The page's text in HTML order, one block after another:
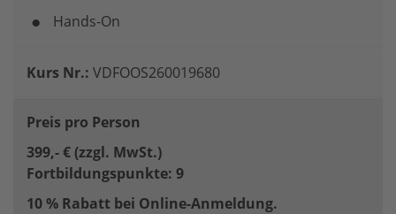
Hands-On
Kurs Nr.: VDFOOS260019680
Preis pro Person
399,- € (zzgl. MwSt.)
Fortbildungspunkte: 9
10 % Rabatt bei Online-Anmeldung.